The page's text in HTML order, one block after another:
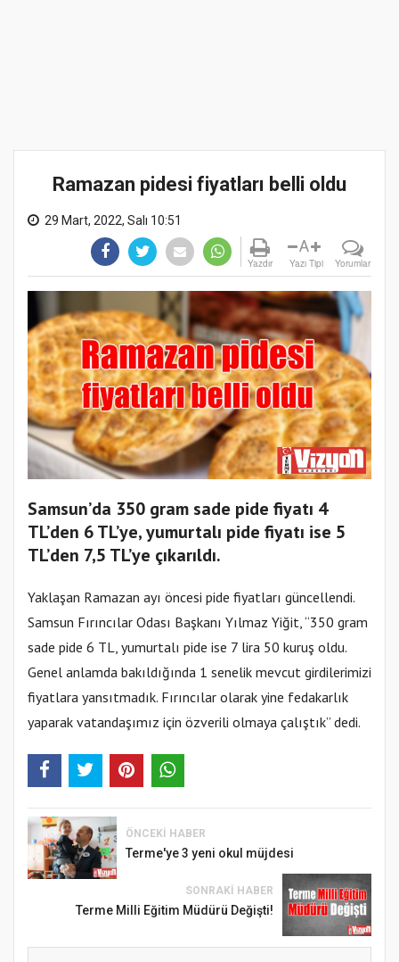
Ramazan pidesi fiyatları belli oldu
29 Mart, 2022, Salı 10:51
Yazdır
A
Yazı Tipi Yorumlar
Samsun’da 350 gram sade pide fiyatı 4
TL’den 6 TL’ye, yumurtalı pide fiyatı ise 5
TL’den 7,5 TL’ye çıkarıldı.
Yaklaşan Ramazan ayı öncesi pide fiyatları güncellendi.
Samsun Fırıncılar Odası Başkanı Yılmaz Yiğit, “350 gram
sade pide 6 TL, yumurtalı pide ise 7 lira 50 kuruş oldu.
Genel anlamda bakıldığında 1 senelik mevcut girdilerimizi
fiyatlara yansıtmadık. Fırıncılar olarak yine fedakarlık
yaparak vatandaşımız için özverili olmaya çalıştık” dedi.
ÖNCEKI HABER
Terme'ye 3 yeni okul müjdesi
SONRAKI HABER
Terme Milli Eğitim Müdürü Değişti!